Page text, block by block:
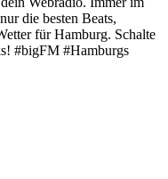
die besten Beats,
für Hamburg. Schalte
#bigFM #Hamburgs